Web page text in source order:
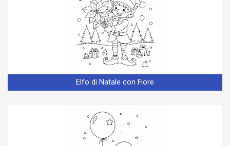
Elfo di Natale con Fiore